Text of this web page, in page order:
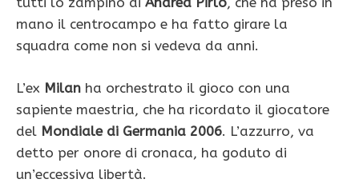
mano il centrocampo e ha fatto girare la
squadra come non si vedeva da anni.
L’ex Milan ha orchestrato il gioco con una
sapiente maestria, che ha ricordato il giocatore
del Mondiale di Germania 2006. L’azzurro, va
detto per onore di cronaca, ha goduto di
un’eccessiva libertà.